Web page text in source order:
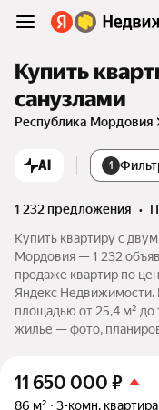
Купить
санузлами
Республика Мордовия
AI 1
1 232 предложения •
Купить квартиру с
Мордовия — 1 232
продаже квартир по
Яндекс Недвижимости.
площадью от 25,4 м² до
жилье — фото,
11 650 000 ₽
86 м² 3-комн. квартира